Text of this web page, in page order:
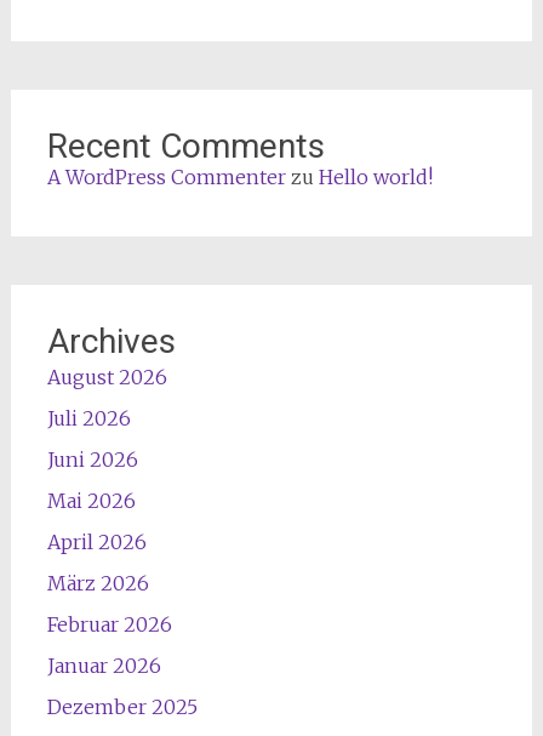
Recent Comments
A WordPress Commenterzu Hello world!
Archives
August 2026
Juli 2026
Juni 2026
Mai 2026
April 2026
März 2026
Februar 2026
Januar 2026
Dezember 2025